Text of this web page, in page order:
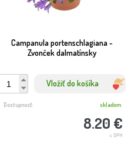
Campanula portenschlagiana -
Zvonček dalmatínsky
Vložiť do košíka
8.20 €
s DPH
Dostupnosť: skladom